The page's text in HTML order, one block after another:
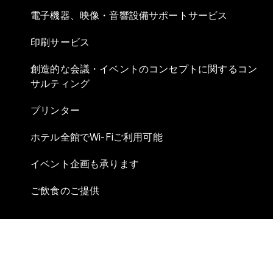
電子機器、映像・音響設備サポートサービス
印刷サービス
創造的な会議・イベントのコンセプトに関するコン
サルティング
プリンター
ホテル全館でWi-Fiご利用可能
イベント企画も承ります
ご飲食のご提供